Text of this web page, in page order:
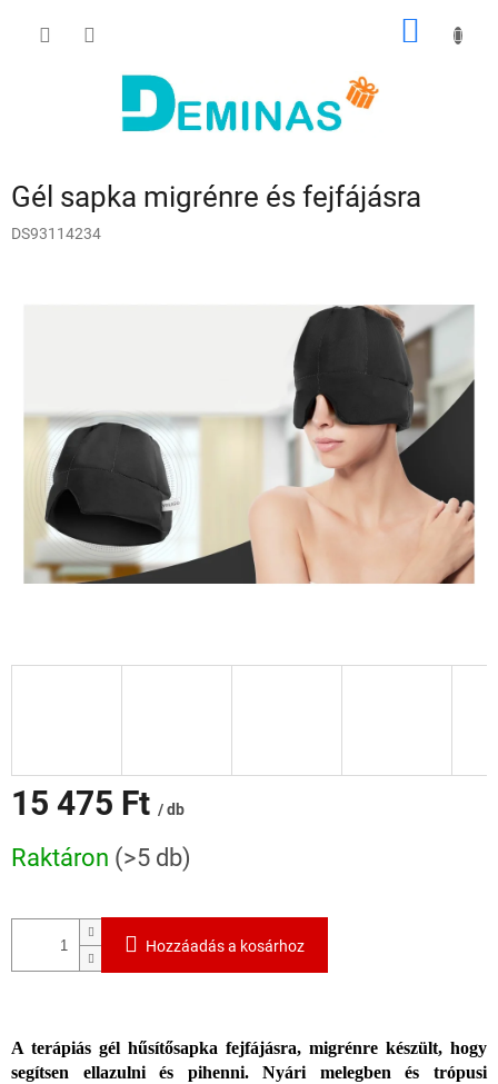
KOSÁR
Gél sapka migrénre és fejfájásra
DS93114234
15 475 Ft / db
Raktáron (>5 db)
Hozzáadás a kosárhoz
A terápiás gél hűsítősapka fejfájásra, migrénre készült, hogy
segítsen ellazulni és pihenni. Nyári melegben és trópusi